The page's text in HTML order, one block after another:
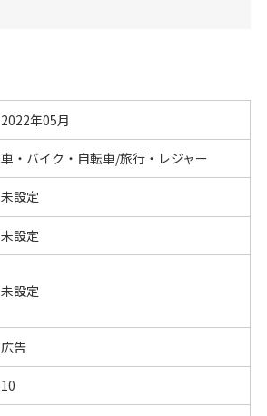
2022年05月
車・バイク・自転車/旅行・レジャー
未設定
未設定
未設定
広告
10